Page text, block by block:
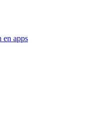
en apps